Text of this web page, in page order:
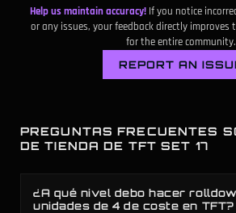
Help us maintain accuracy! If you notice
or any issues, your feedback directly
for the entire community.
REPORT AN
PREGUNTAS FRECUENTES
DE TIENDA DE TFT SET 17
¿A qué nivel debo hacer
unidades de 4 de coste en TFT?